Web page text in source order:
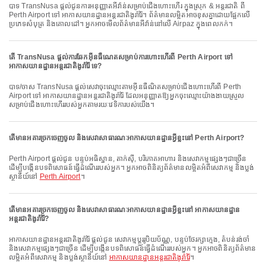
បាទ TransNusa ផ្តល់ជូនការអនុញ្ញាតអីវ៉ាន់សម្រាប់ជើងហោះហើរ ក្នុងស្រុក & អន្តរជាតិ ពី
Perth Airport ទៅ អាកាសយានដ្ឋានអន្តរជាតិងូរ៉ារ៉ៃ។ ព័ត៌មានលម្អិតអាចខុសគ្នាដោយផ្អែកលើ
ប្រភេទសំបុត្រ និងគោលដៅ។ អ្នកអាចមើលព័ត៌មានអីវ៉ាន់នៅលើ Airpaz ក្នុងពេលកក់។
តើ TransNusa ផ្តល់ការឆែកអ៊ីនធឺណេតសម្រាប់ការហោះហើរពី Perth Airport ទៅ
អាកាសយានដ្ឋានអន្តរជាតិងូរ៉ារ៉ៃ ទេ?
បាទ/ចាស TransNusa ផ្តល់សេវាចុះឈ្មោះតាមអ៊ីនធឺណិតសម្រាប់ជើងហោះហើរពី Perth
Airport ទៅ អាកាសយានដ្ឋានអន្តរជាតិងូរ៉ារ៉ៃ ដែលអនុញ្ញាតឱ្យអ្នកចុះឈ្មោះយ៉ាងងាយស្រួល
សម្រាប់ជើងហោះហើររបស់អ្នកតាមរយៈវេទិការបស់យើង។
តើមានអគារច្រកចេញចូល និងសេវាសាធារណៈអាកាសយានដ្ឋានអ្វីខ្លះនៅ Perth Airport?
Perth Airport ផ្តល់ជូន បន្ទប់អធិស្ឋាន, តាក់ស៊ី, បរិភោគអាហារ និងសេវាកម្មផ្សេងៗជាច្រើន
ដើម្បីបង្កើនបទពិសោធន៍ធ្វើដំណើររបស់អ្នក។ អ្នកអាចពិនិត្យព័ត៌មានលម្អិតអំពីសេវាកម្ម និងប្លង់
ស្ថានីយ៍នៅ Perth Airport។
តើមានអគារច្រកចេញចូល និងសេវាសាធារណៈអាកាសយានដ្ឋានអ្វីខ្លះនៅ អាកាសយានដ្ឋាន
អន្តរជាតិងូរ៉ារ៉ៃ?
អាកាសយានដ្ឋានអន្តរជាតិងូរ៉ារ៉ៃ ផ្តល់ជូន សេវាកម្មប្តូររូបិយប័ណ្ណ, បន្ទប់ថែរក្សាក្មេង, តំបន់រង់ចាំ
និងសេវាកម្មផ្សេងៗជាច្រើន ដើម្បីបង្កើនបទពិសោធន៍ធ្វើដំណើររបស់អ្នក។ អ្នកអាចពិនិត្យព័ត៌មាន
លម្អិតអំពីសេវាកម្ម និងប្លង់ស្ថានីយ៍នៅ អាកាសយានដ្ឋានអន្តរជាតិងូរ៉ារ៉ៃ។